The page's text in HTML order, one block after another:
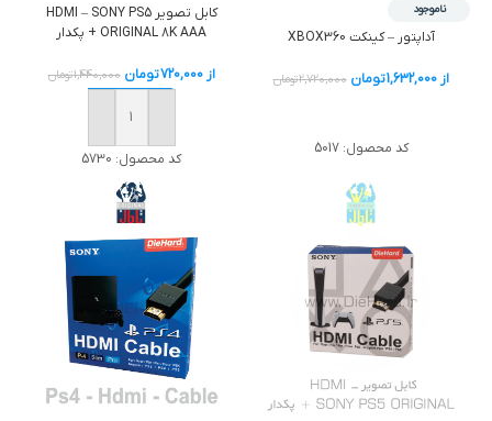
ناموجود
آداپتور – كينكت XBOX360
از1,632,000تومان 2,720,000تومان
کد محصول:5017
کابل تصوير HDMI – SONY PS5
ORIGINAL 8K AAA + پکدار
از720,000تومان 1,440,000تومان
خرید
کد محصول: 5730